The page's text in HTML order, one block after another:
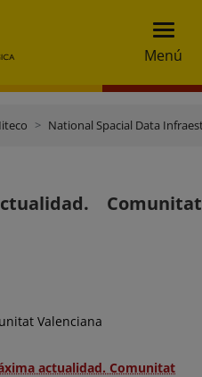
Menú
National Spacial Data
Comunitat
Valenciana
actualidad. Comunitat